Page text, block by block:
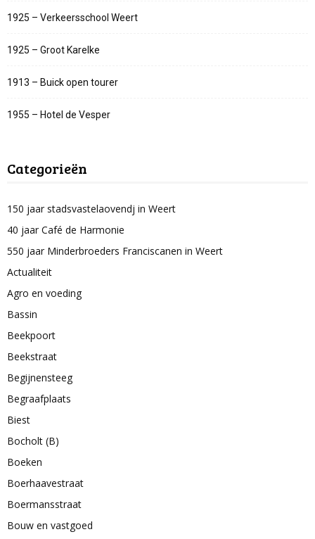
1925 – Verkeersschool Weert
1925 – Groot Karelke
1913 – Buick open tourer
1955 – Hotel de Vesper
Categorieën
150 jaar stadsvastelaovendj in Weert
40 jaar Café de Harmonie
550 jaar Minderbroeders Franciscanen in Weert
Actualiteit
Agro en voeding
Bassin
Beekpoort
Beekstraat
Begijnensteeg
Begraafplaats
Biest
Bocholt (B)
Boeken
Boerhaavestraat
Boermansstraat
Bouw en vastgoed